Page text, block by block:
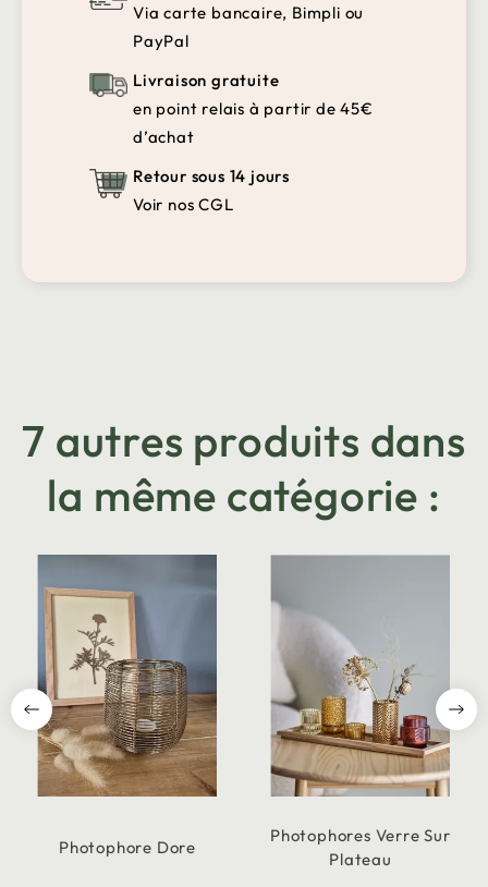
Via carte bancaire, Bimpli ou
PayPal
Livraison gratuite
en point relais à partir de 45€
d’achat
Retour sous 14 jours
Voir nos CGL
7 autres produits dans
la même catégorie :
Photophore Dore
Photophores Verre Sur
Plateau